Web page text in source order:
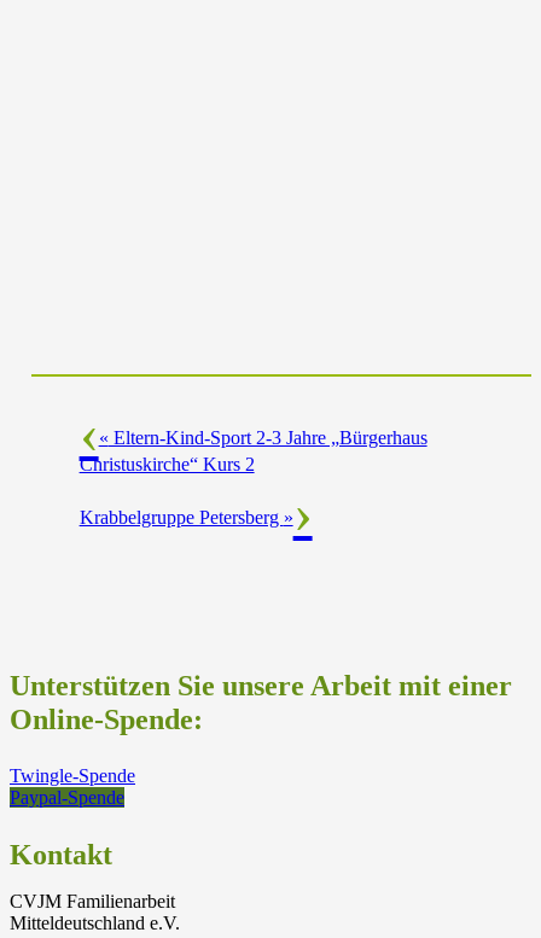
« Eltern-Kind-Sport 2-3 Jahre „Bürgerhaus
Christuskirche“ Kurs 2
Krabbelgruppe Petersberg »
Unterstützen Sie unsere Arbeit mit einer
Online-Spende:
Twingle-Spende
Paypal-Spende
Kontakt
CVJM Familienarbeit
Mitteldeutschland e.V.